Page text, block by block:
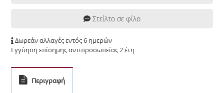
Στείλτο σε φίλο
Δωρεάν αλλαγές εντός 6 ημερών
Εγγύηση επίσημης αντιπροσωπείας 2 έτη
Περιγραφή